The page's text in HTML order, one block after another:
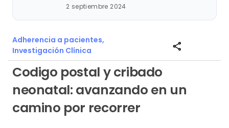
2 septiembre 2024
Adherencia a pacientes,
Investigación Clínica
share
Codigo postal y cribado
neonatal: avanzando en un
camino por recorrer